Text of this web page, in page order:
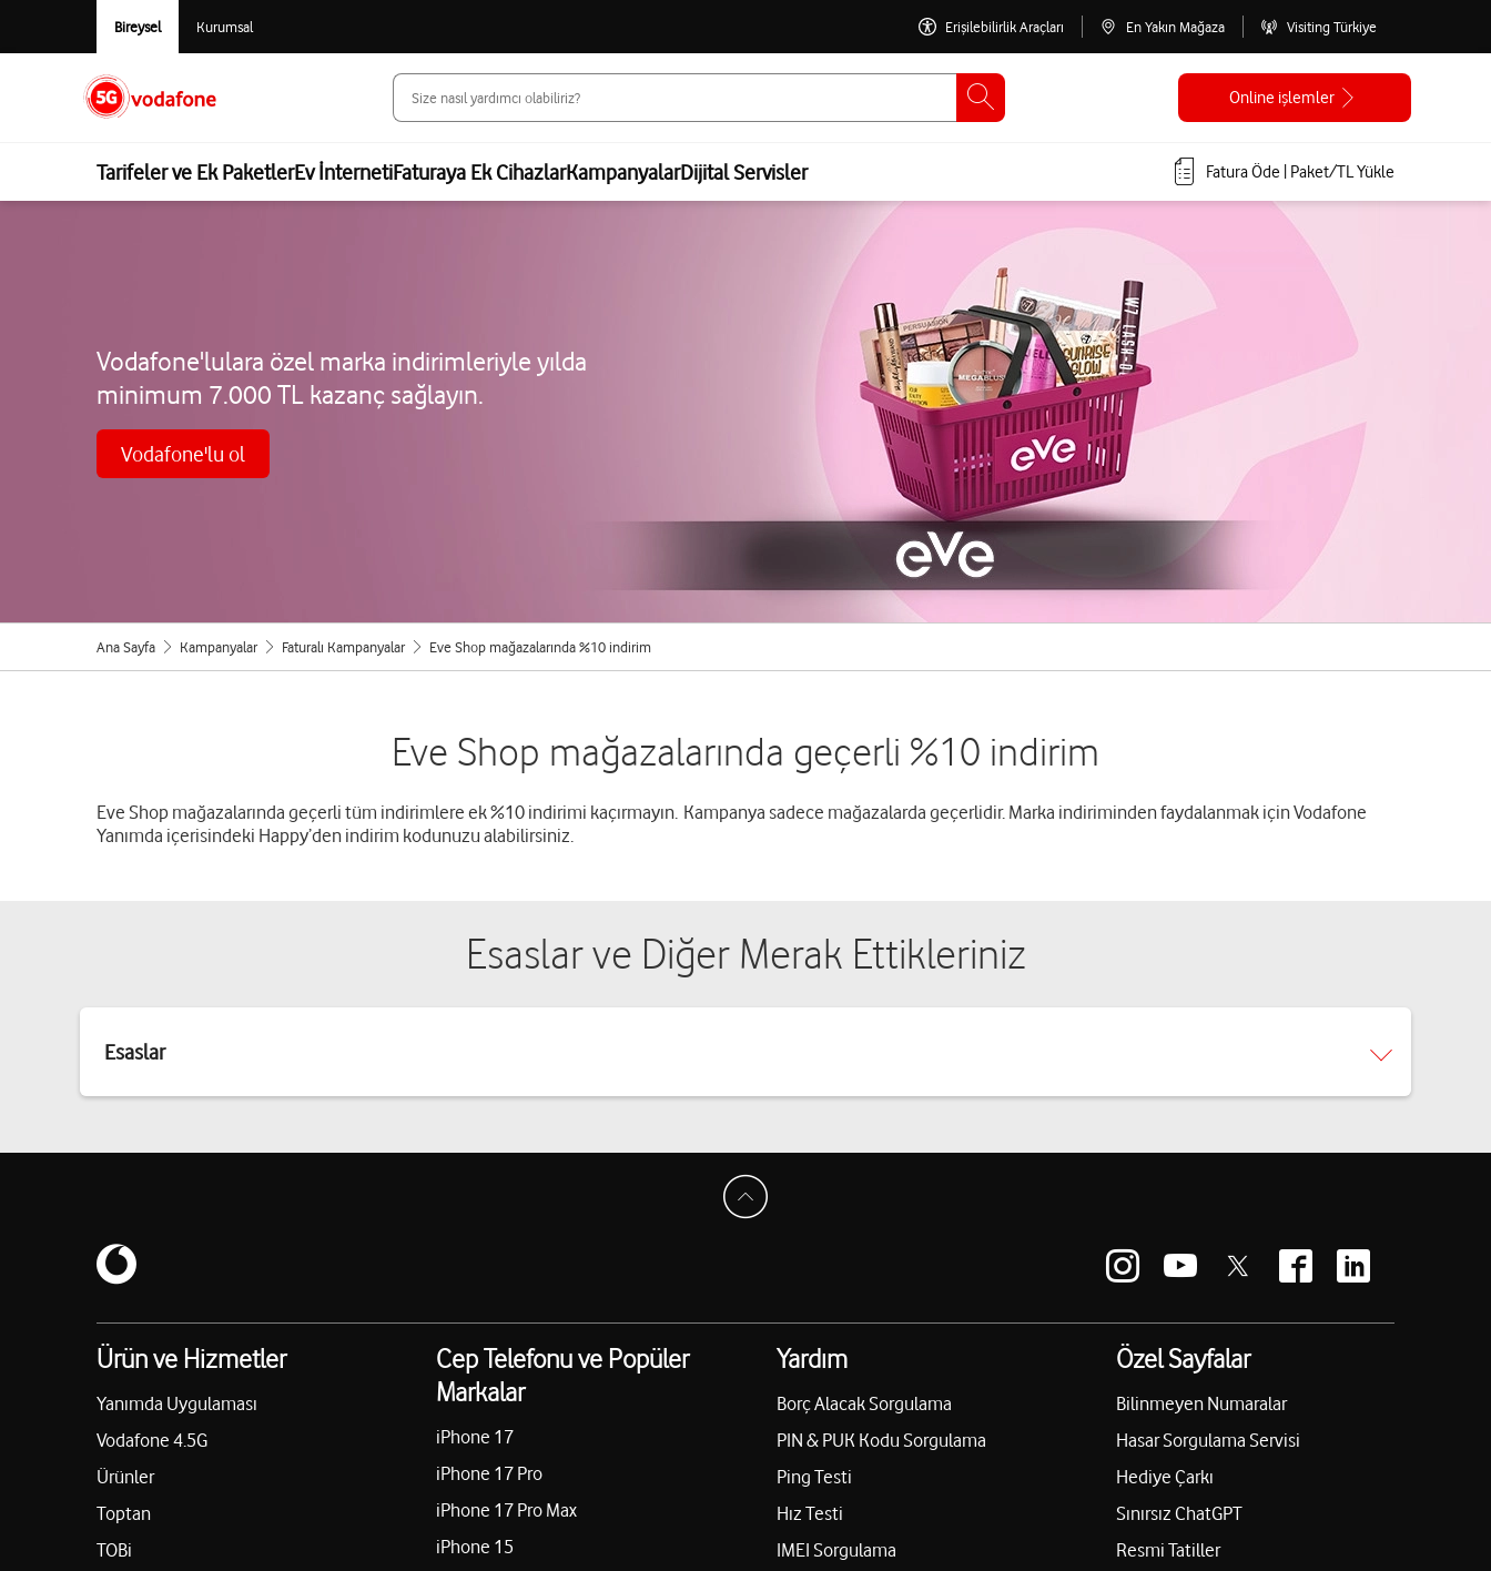
Bireysel Kurumsal Erişilebilirlik Araçları En Yakın Mağaza Visiting Türkiye
Online işlemler
Tarifeler ve Ek PaketlerEv İnternetiFaturaya Ek CihazlarKampanyalarDijital Servisler Fatura Öde | Paket/TL Yükle
Vodafone'lulara özel marka indirimleriyle yılda
minimum 7.000 TL kazanç sağlayın.
Vodafone'lu ol
Ana Sayfa Kampanyalar Faturalı Kampanyalar Eve Shop mağazalarında %10 indirim
Eve Shop mağazalarında geçerli %10 indirim
Eve Shop mağazalarında geçerli tüm indirimlere ek %10 indirimi kaçırmayın. Kampanya sadece mağazalarda geçerlidir. Marka indiriminden faydalanmak için Vodafone
Yanımda içerisindeki Happy’den indirim kodunuzu alabilirsiniz.
Esaslar ve Diğer Merak Ettikleriniz
Esaslar
Ürün ve Hizmetler
Yanımda Uygulaması
Vodafone 4.5G
Ürünler
Toptan
TOBi
Cep Telefonu ve Popüler
Markalar
iPhone 17
iPhone 17 Pro
iPhone 17 Pro Max
iPhone 15
Yardım
Borç Alacak Sorgulama
PIN & PUK Kodu Sorgulama
Ping Testi
Hız Testi
IMEI Sorgulama
Özel Sayfalar
Bilinmeyen Numaralar
Hasar Sorgulama Servisi
Hediye Çarkı
Sınırsız ChatGPT
Resmi Tatiller